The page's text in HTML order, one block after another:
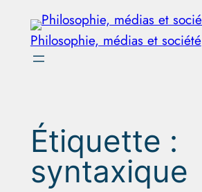
Aller
contenu
Philosophie, médias et société
Étiquette :
syntaxique